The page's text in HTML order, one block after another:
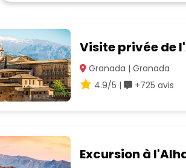
Visite privée de
Granada | Granada
4.9/5 |
+725 avis
Excursion à